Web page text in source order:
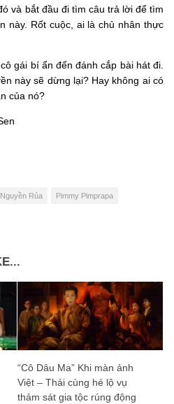
và bắt đầu đi tìm câu trả lời để tìm
này. Rốt cuộc, ai là chủ nhân thực
gái bí ẩn đến đánh cắp bài hát đi.
này sẽ dừng lại? Hay không ai có
của nó?
Rủa Pimmy Pimprapa
“Cô Dâu Ma” Khi màn ảnh
Việt – Thái cùng hé lộ vụ
thảm sát gia tộc rúng động